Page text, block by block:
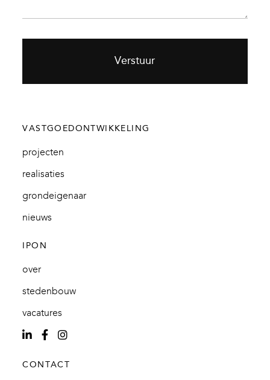
Verstuur
VASTGOEDONTWIKKELING
projecten
realisaties
grondeigenaar
nieuws
IPON
over
stedenbouw
vacatures
CONTACT